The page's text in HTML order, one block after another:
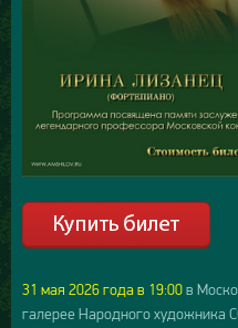
31 мая 2026 года в 19:00в
галерее Народного художника